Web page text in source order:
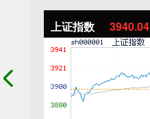
上证指数 3940.04